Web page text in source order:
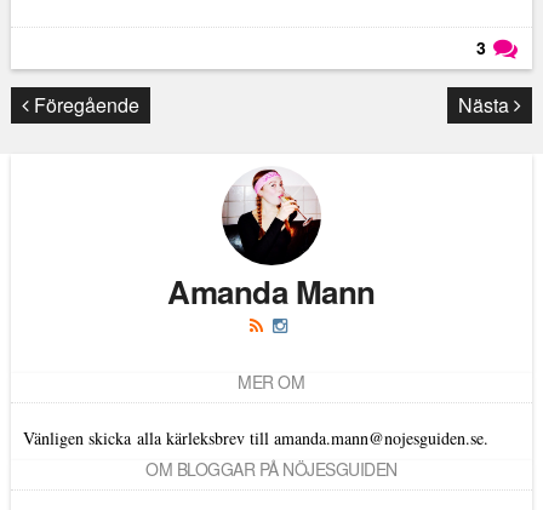
3
Läs kommentarer (3)
Föregående Nästa
Amanda Mann
MER OM
Vänligen skicka alla kärleksbrev till amanda.mann@nojesguiden.se.
OM BLOGGAR PÅ NÖJESGUIDEN